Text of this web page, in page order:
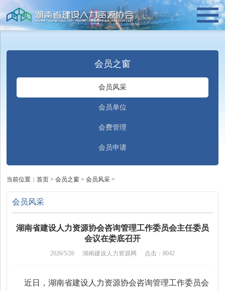
会员之窗
会员风采
会员单位
会费管理
会员申请
当前位置：首页 >会员之窗 >会员风采 >
会员风采
湖南省建设人力资源协会咨询管理工作委员会主任委员
会议在娄底召开
2026/5/26 湖南建设人力资源网 点击：8042
近日，湖南省建设人力资源协会咨询管理工作委员会